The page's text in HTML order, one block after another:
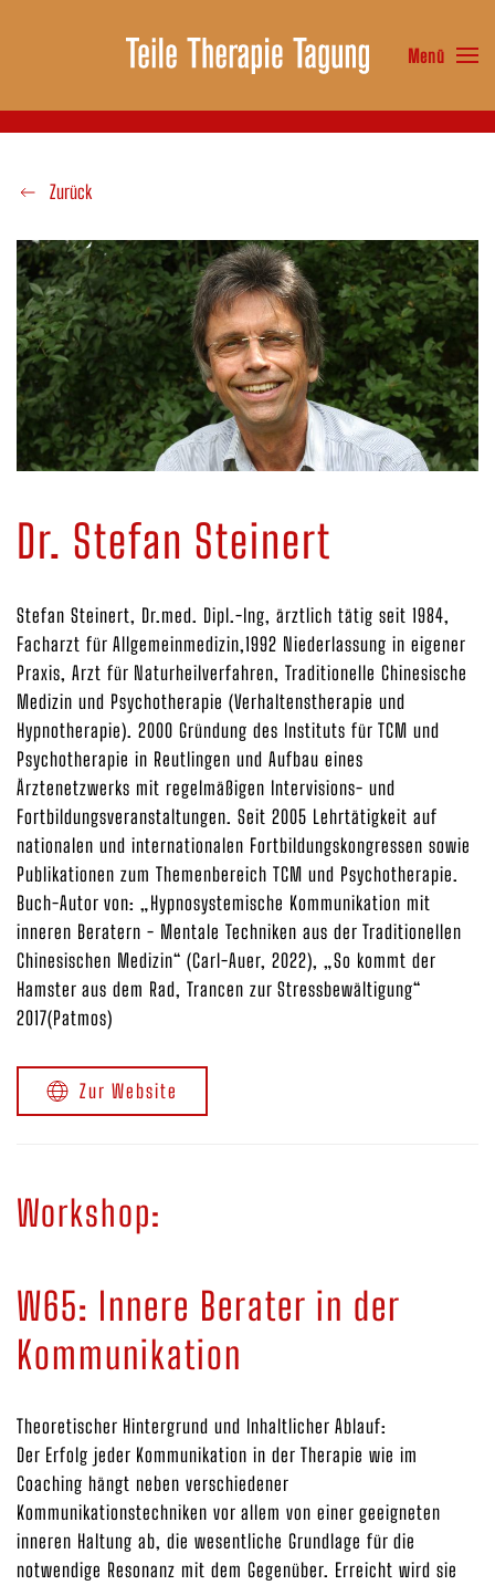
Zum Hauptinhalt springen Menü
Zurück
Dr. Stefan Steinert
Stefan Steinert, Dr.med. Dipl.-Ing, ärztlich tätig seit 1984,
Facharzt für Allgemeinmedizin,1992 Niederlassung in eigener
Praxis, Arzt für Naturheilverfahren, Traditionelle Chinesische
Medizin und Psychotherapie (Verhaltenstherapie und
Hypnotherapie). 2000 Gründung des Instituts für TCM und
Psychotherapie in Reutlingen und Aufbau eines
Ärztenetzwerks mit regelmäßigen Intervisions- und
Fortbildungsveranstaltungen. Seit 2005 Lehrtätigkeit auf
nationalen und internationalen Fortbildungskongressen sowie
Publikationen zum Themenbereich TCM und Psychotherapie.
Buch-Autor von: „Hypnosystemische Kommunikation mit
inneren Beratern - Mentale Techniken aus der Traditionellen
Chinesischen Medizin“ (Carl-Auer, 2022), „So kommt der
Hamster aus dem Rad, Trancen zur Stressbewältigung“
2017(Patmos)
Zur Website
Workshop:
W65: Innere Berater in der
Kommunikation
Theoretischer Hintergrund und Inhaltlicher Ablauf:
Der Erfolg jeder Kommunikation in der Therapie wie im
Coaching hängt neben verschiedener
Kommunikationstechniken vor allem von einer geeigneten
inneren Haltung ab, die wesentliche Grundlage für die
notwendige Resonanz mit dem Gegenüber. Erreicht wird sie